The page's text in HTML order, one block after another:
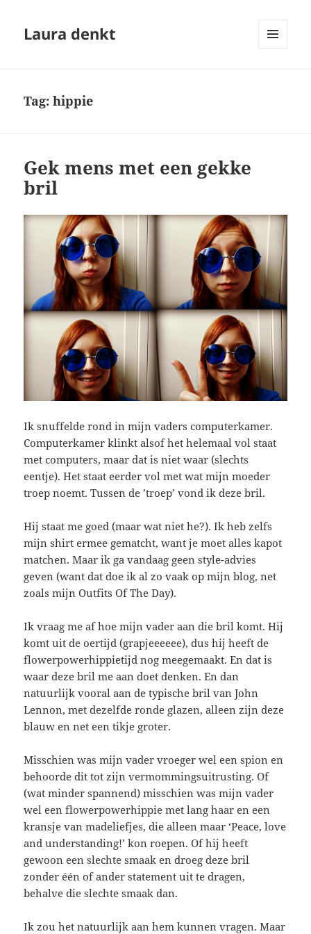
Laura denkt
Tag:hippie
Gek mens met een gekke
bril
Ik snuffelde rond in mijn vaders computerkamer.
Computerkamer klinkt alsof het helemaal vol staat
met computers, maar dat is niet waar (slechts
eentje). Het staat eerder vol met wat mijn moeder
troep noemt. Tussen de ’troep’ vond ik deze bril.
Hij staat me goed (maar wat niet he?). Ik heb zelfs
mijn shirt ermee gematcht, want je moet alles kapot
matchen. Maar ik ga vandaag geen style-advies
geven (want dat doe ik al zo vaak op mijn blog, net
zoals mijn Outfits Of The Day).
Ik vraag me af hoe mijn vader aan die bril komt. Hij
komt uit de oertijd (grapjeeeeee), dus hij heeft de
flowerpowerhippietijd nog meegemaakt. En dat is
waar deze bril me aan doet denken. En dan
natuurlijk vooral aan de typische bril van John
Lennon, met dezelfde ronde glazen, alleen zijn deze
blauw en net een tikje groter.
Misschien was mijn vader vroeger wel een spion en
behoorde dit tot zijn vermommingsuitrusting. Of
(wat minder spannend) misschien was mijn vader
wel een flowerpowerhippie met lang haar en een
kransje van madeliefjes, die alleen maar ‘Peace, love
and understanding!’ kon roepen. Of hij heeft
gewoon een slechte smaak en droeg deze bril
zonder één of ander statement uit te dragen,
behalve die slechte smaak dan.
Ik zou het natuurlijk aan hem kunnen vragen. Maar